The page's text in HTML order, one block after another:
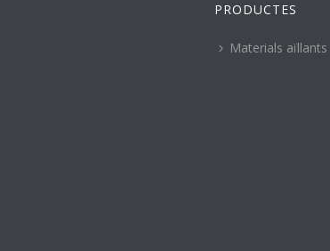
PRODUCTES
Materials aïllants